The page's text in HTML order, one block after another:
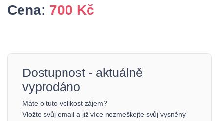
Cena: 700 Kč
Dostupnost - aktuálně
vyprodáno
Máte o tuto velikost zájem?
Vložte svůj email a již více nezmeškejte svůj vysněný